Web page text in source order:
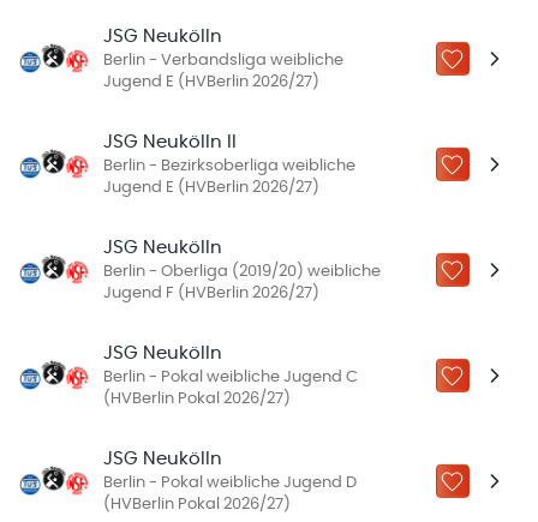
JSG Neukölln
Berlin - Verbandsliga weibliche
Jugend E (HVBerlin 2026/27)
ZU „MEINE
JSG Neukölln II
Berlin - Bezirksoberliga weibliche
Jugend E (HVBerlin 2026/27)
ZU „MEINE
JSG Neukölln
Berlin - Oberliga (2019/20) weibliche
Jugend F (HVBerlin 2026/27)
ZU „MEINE
JSG Neukölln
Berlin - Pokal weibliche Jugend C
(HVBerlin Pokal 2026/27)
ZU „MEINE
JSG Neukölln
Berlin - Pokal weibliche Jugend D
(HVBerlin Pokal 2026/27)
ZU „MEINE